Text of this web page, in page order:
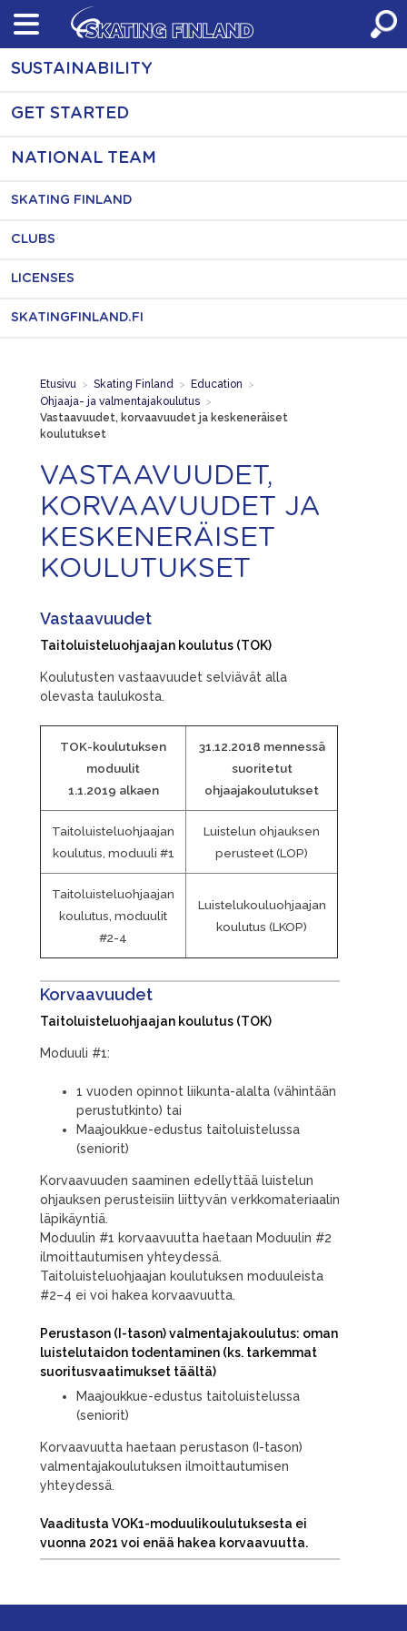
Skip
content
SUSTAINABILITY
GET STARTED
NATIONAL TEAM
SKATING FINLAND
CLUBS
LICENSES
SKATINGFINLAND.FI
Etusivu > Skating Finland > Education >
Ohjaaja- ja valmentajakoulutus >
Vastaavuudet, korvaavuudet ja keskeneräiset
koulutukset
VASTAAVUUDET,
KORVAAVUUDET JA
KESKENERÄISET
KOULUTUKSET
Vastaavuudet
Taitoluisteluohjaajan koulutus (TOK)
Koulutusten vastaavuudet selviävät alla
olevasta taulukosta.
TOK-koulutuksen
moduulit
1.1.2019 alkaen
31.12.2018 mennessä
suoritetut
ohjaajakoulutukset
Taitoluisteluohjaajan
koulutus, moduuli #1
Luistelun ohjauksen
perusteet (LOP)
Taitoluisteluohjaajan
koulutus, moduulit
#2-4
Luistelukouluohjaajan
koulutus (LKOP)
Korvaavuudet
Taitoluisteluohjaajan koulutus (TOK)
Moduuli #1:
1 vuoden opinnot liikunta-alalta (vähintään
perustutkinto) tai
Maajoukkue-edustus taitoluistelussa
(seniorit)
Korvaavuuden saaminen edellyttää luistelun
ohjauksen perusteisiin liittyvän verkkomateriaalin
läpikäyntiä.
Moduulin #1 korvaavuutta haetaan Moduulin #2
ilmoittautumisen yhteydessä.
Taitoluisteluohjaajan koulutuksen moduuleista
#2–4 ei voi hakea korvaavuutta.
Perustason (I-tason) valmentajakoulutus: oman
luistelutaidon todentaminen (ks. tarkemmat
suoritusvaatimukset täältä)
Maajoukkue-edustus taitoluistelussa
(seniorit)
Korvaavuutta haetaan perustason (I-tason)
valmentajakoulutuksen ilmoittautumisen
yhteydessä.
Vaaditusta VOK1-moduulikoulutuksesta ei
vuonna 2021 voi enää hakea korvaavuutta.